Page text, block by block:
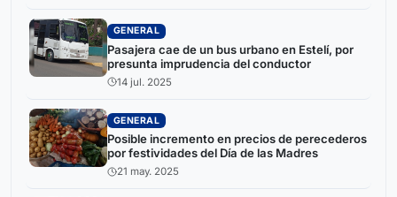
GENERAL
Pasajera cae de un bus urbano en Estelí, por
presunta imprudencia del conductor
14 jul. 2025
GENERAL
Posible incremento en precios de perecederos
por festividades del Día de las Madres
21 may. 2025